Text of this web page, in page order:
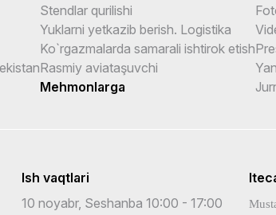
Stendlar qurilishi
Yuklarni yetkazib berish. Logistika
Ko`rgazmalarda samarali ishtirok etish
Rasmiy aviataşuvchi
Mehmonlarga
Ish vaqtlari
10 noyabr, Seshanba 10:00 - 17:00